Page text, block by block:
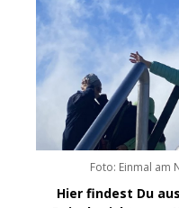
Foto: Einmal am
Hier findest Du